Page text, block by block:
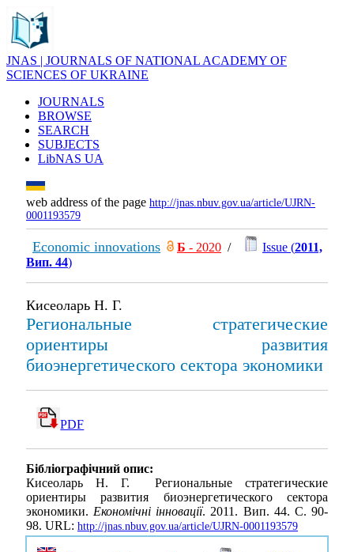
JNAS | JOURNALS OF NATIONAL ACADEMY OF
SCIENCES OF UKRAINE
JOURNALS
BROWSE
SEARCH
SUBJECTS
LibNAS UA
web address of the page http://jnas.nbuv.gov.ua/article/UJRN-
0001193579
Economic innovations Б - 2020 / Issue (2011,
Вип. 44)
Кисеоларь Н. Г.
Региональные стратегические
ориентиры развития
биоэнергетического сектора экономики
PDF
Бібліографічний опис:
Кисеоларь Н. Г. Региональные стратегические
ориентиры развития биоэнергетического сектора
экономики.Економічні інновації. 2011. Вип. 44. С. 90-
98. URL: http://jnas.nbuv.gov.ua/article/UJRN-0001193579